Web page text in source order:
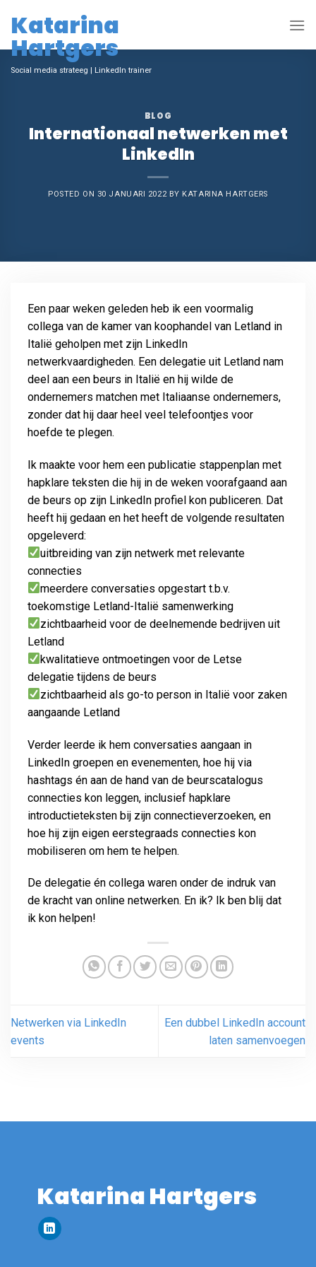
content
Katarina
Hartgers
Social media strateeg | LinkedIn trainer
BLOG
Internationaal netwerken met
LinkedIn
POSTED ON 30 JANUARI 2022BY KATARINA HARTGERS
Een paar weken geleden heb ik een voormalig
collega van de kamer van koophandel van Letland in
Italië geholpen met zijn LinkedIn
netwerkvaardigheden. Een delegatie uit Letland nam
deel aan een beurs in Italië en hij wilde de
ondernemers matchen met Italiaanse ondernemers,
zonder dat hij daar heel veel telefoontjes voor
hoefde te plegen.
Ik maakte voor hem een publicatie stappenplan met
hapklare teksten die hij in de weken voorafgaand aan
de beurs op zijn LinkedIn profiel kon publiceren. Dat
heeft hij gedaan en het heeft de volgende resultaten
opgeleverd:
uitbreiding van zijn netwerk met relevante
connecties
meerdere conversaties opgestart t.b.v.
toekomstige Letland-Italië samenwerking
zichtbaarheid voor de deelnemende bedrijven uit
Letland
kwalitatieve ontmoetingen voor de Letse
delegatie tijdens de beurs
zichtbaarheid als go-to person in Italië voor zaken
aangaande Letland
Verder leerde ik hem conversaties aangaan in
LinkedIn groepen en evenementen, hoe hij via
hashtags én aan de hand van de beurscatalogus
connecties kon leggen, inclusief hapklare
introductieteksten bij zijn connectieverzoeken, en
hoe hij zijn eigen eerstegraads connecties kon
mobiliseren om hem te helpen.
De delegatie én collega waren onder de indruk van
de kracht van online netwerken. En ik? Ik ben blij dat
ik kon helpen!
Netwerken via LinkedIn
events
Een dubbel LinkedIn account
laten samenvoegen
Katarina Hartgers